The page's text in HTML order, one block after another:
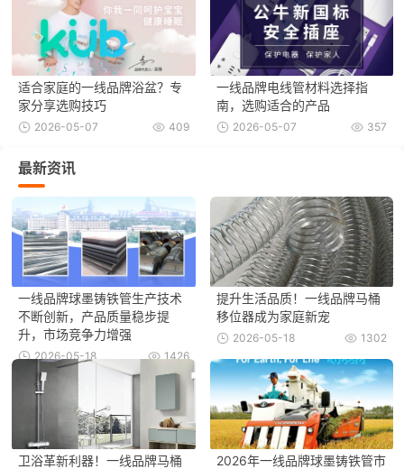
适合家庭的一线品牌浴盆？专
家分享选购技巧
409
2026-05-07
一线品牌电线管材料选择指
南，选购适合的产品
357
2026-05-07
最新资讯
一线品牌球墨铸铁管生产技术
不断创新，产品质量稳步提
升，市场竞争力增强
1426
2026-05-18
提升生活品质！一线品牌马桶
移位器成为家庭新宠
1302
2026-05-18
卫浴革新利器！一线品牌马桶
2026年一线品牌球墨铸铁管市